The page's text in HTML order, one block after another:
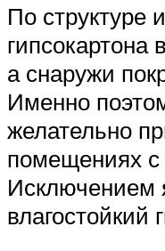
По структуре
гипсокартона
а снаружи
Именно
желательно
помещениях с
Исключением
влагостойкий